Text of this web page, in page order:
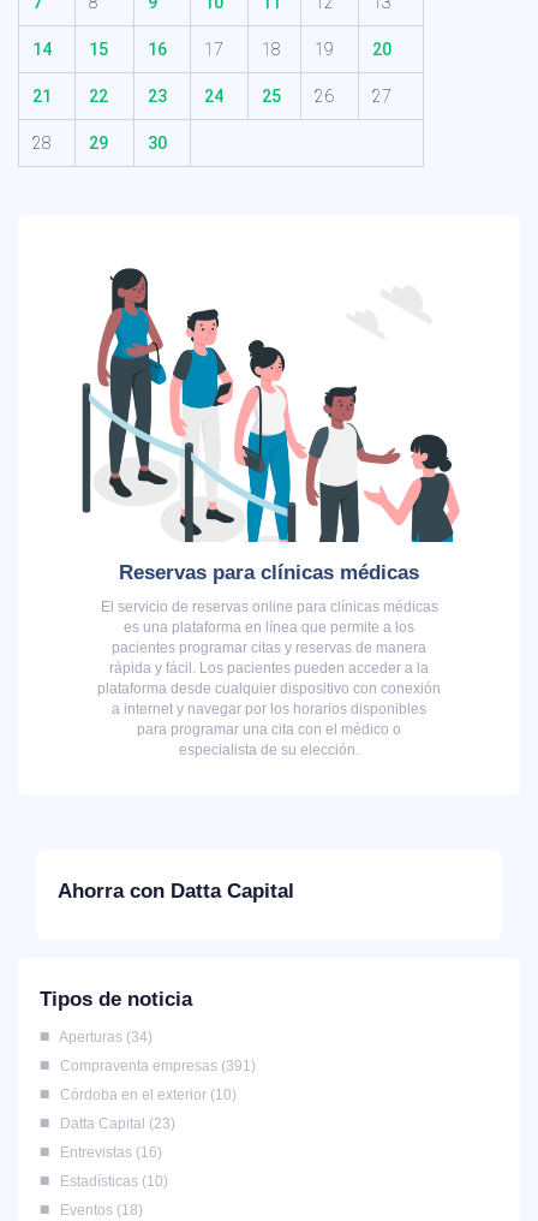
14 15 16 17 18 19 20
21 22 23 24 25 26 27
28 29 30
Reservas para clínicas médicas
El servicio de reservas online para clínicas médicas
es una plataforma en línea que permite a los
pacientes programar citas y reservas de manera
rápida y fácil. Los pacientes pueden acceder a la
plataforma desde cualquier dispositivo con conexión
a internet y navegar por los horarios disponibles
para programar una cita con el médico o
especialista de su elección.
Ahorra con Datta Capital
Tipos de noticia
Aperturas 34
Compraventa empresas 391
Córdoba en el exterior 10
Datta Capital
23
Entrevistas 16
Estadísticas 10
Eventos 18